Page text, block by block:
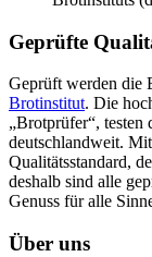
Geprüfte
Geprüft werden die
Brotinstitut. Die
„Brotprüfer“, testen
deutschlandweit.
Qualitätsstandard,
deshalb sind alle
Genuss für alle
Über uns